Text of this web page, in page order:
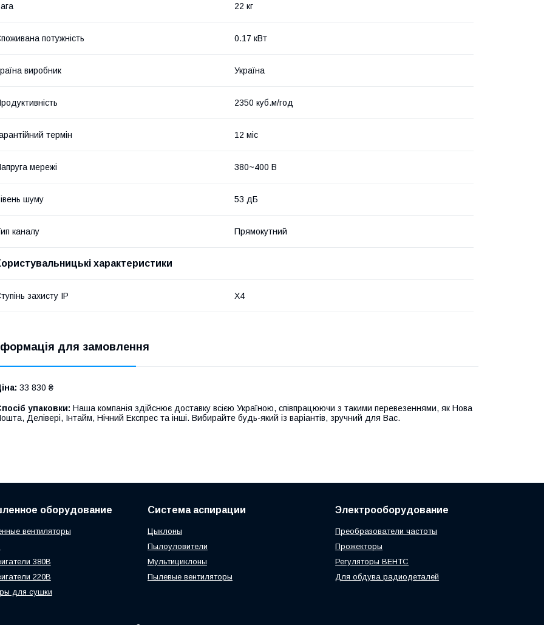
22 кг
потужність 0.17 кВт
виробник Україна
2350 куб.м/год
термін 12 міс
мережі 380~400 В
шуму 53 дБ
каналу Прямокутний
характеристики
захисту IP Х4
для замовлення
33 830 ₴
упаковки: Наша компанія здійснює доставку всією Україною, співпрацюючи з такими перевезеннями, як Нова
Делівері, Інтайм, Нічний Експрес та інші. Вибирайте будь-який із варіантів, зручний для Вас.
оборудование
вентиляторы
380В
220В
для сушки
Система аспирации
Цыклоны
Пылоуловители
Мультициклоны
Пылевые вентиляторы
Электрооборудование
Преобразователи частоты
Прожекторы
Регуляторы ВЕНТС
Для обдува радиодеталей